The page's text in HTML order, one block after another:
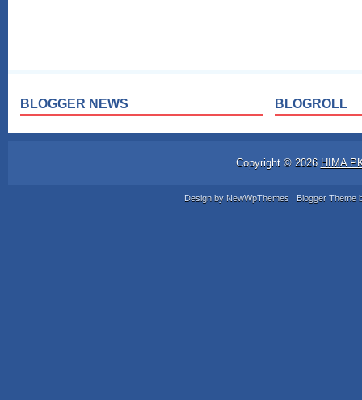
BLOGGER NEWS BLOGROLL
Copyright © 2026 HIMA
Design by NewWpThemes | Blogger Theme